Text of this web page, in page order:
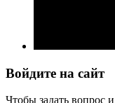
Войдите на сайт
Чтобы задать вопрос